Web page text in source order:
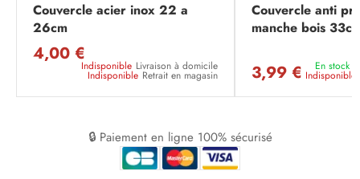
Couvercle acier inox 22 a
26cm
4,00 €
Indisponible Livraison à domicile
Indisponible Retrait en magasin
Couvercle anti
manche bois
3,99 € En stock
Indisponible
🔒 Paiement en ligne 100% sécurisé